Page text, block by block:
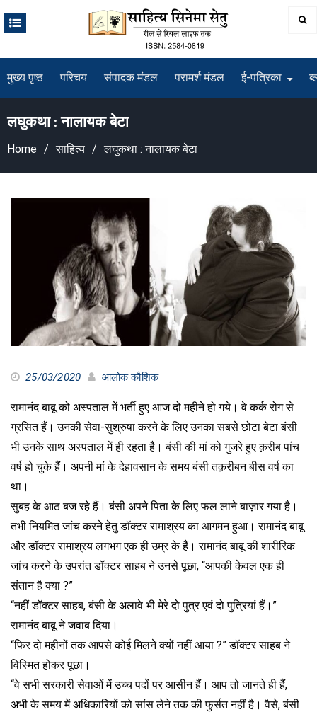
मुख्य पृष्ठ परिचय संपादक मंडल परामर्श मंडल ई-पत्रिका
लघुकथा : नालायक बेटा
Home साहित्य लघुकथा : नालायक बेटा
25/03/2020 आलोक कौशिक
रामानंद बाबू को अस्पताल में भर्ती हुए आज दो महीने हो गये। वे कर्क रोग से
ग्रसित हैं। उनकी सेवा-सुश्रुषा करने के लिए उनका सबसे छोटा बेटा बंसी
भी उनके साथ अस्पताल में ही रहता है। बंसी की मां को गुजरे हुए क़रीब पांच
वर्ष हो चुके हैं। अपनी मां के देहावसान के समय बंसी तक़रीबन बीस वर्ष का
था।
सुबह के आठ बज रहे हैं। बंसी अपने पिता के लिए फल लाने बाज़ार गया है।
तभी नियमित जांच करने हेतु डॉक्टर रामाश्रय का आगमन हुआ। रामानंद बाबू
और डॉक्टर रामाश्रय लगभग एक ही उम्र के हैं। रामानंद बाबू की शारीरिक
जांच करने के उपरांत डॉक्टर साहब ने उनसे पूछा, “आपकी केवल एक ही
संतान है क्या ?”
“नहीं डॉक्टर साहब, बंसी के अलावे भी मेरे दो पुत्र एवं दो पुत्रियां हैं।”
रामानंद बाबू ने जवाब दिया।
“फिर दो महीनों तक आपसे कोई मिलने क्यों नहीं आया ?” डॉक्टर साहब ने
विस्मित होकर पूछा।
“वे सभी सरकारी सेवाओं में उच्च पदों पर आसीन हैं। आप तो जानते ही हैं,
अभी के समय में अधिकारियों को सांस लेने तक की फुर्सत नहीं है। वैसे, बंसी